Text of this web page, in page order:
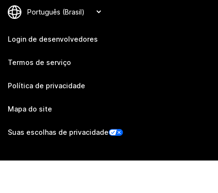
Login de desenvolvedores
Termos de serviço
Política de privacidade
Mapa do site
Suas escolhas de privacidade